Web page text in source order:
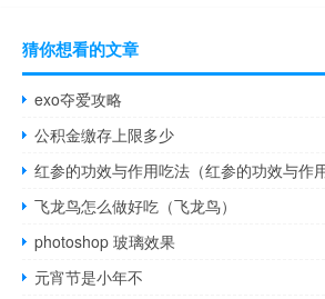
猜你想看的文章
exo夺爱攻略
公积金缴存上限多少
红参的功效与作用吃法（红参的功效与作用
飞龙鸟怎么做好吃（飞龙鸟）
photoshop 玻璃效果
元宵节是小年不